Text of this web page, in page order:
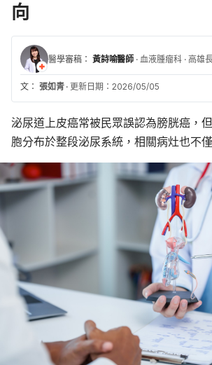
向
醫學審稿： 黃詩喻醫師 · 血液腫瘤科 · 高雄
文： 張如青 · 更新日期：2026/05/05
泌尿道上皮癌常被民眾誤認為膀胱癌，
胞分布於整段泌尿系統，相關病灶也不